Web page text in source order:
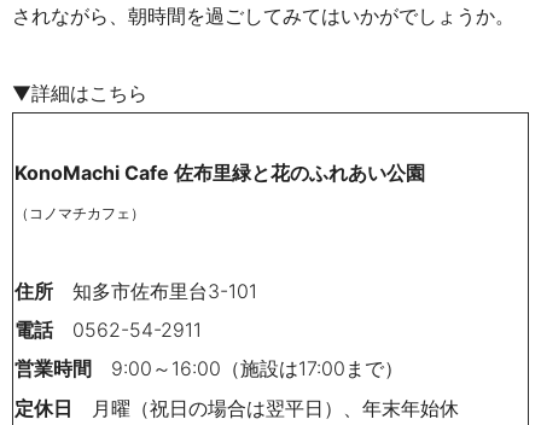
されながら、朝時間を過ごしてみてはいかがでしょうか。
▼詳細はこちら
KonoMachi Cafe 佐布里緑と花のふれあい公園
（コノマチカフェ）
住所 知多市佐布里台3-101
電話 0562-54-2911
営業時間 9:00～16:00（施設は17:00まで）
定休日 月曜（祝日の場合は翌平日）、年末年始休